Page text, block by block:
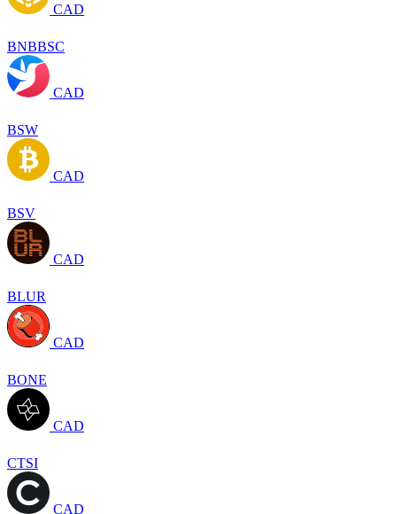
CAD
BNBBSC
CAD
BSW
CAD
BSV
CAD
BLUR
CAD
BONE
CAD
CTSI
CAD